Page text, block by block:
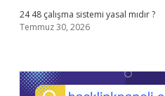
24 48 çalışma sistemi yasal mıdır ?
Temmuz 30, 2026